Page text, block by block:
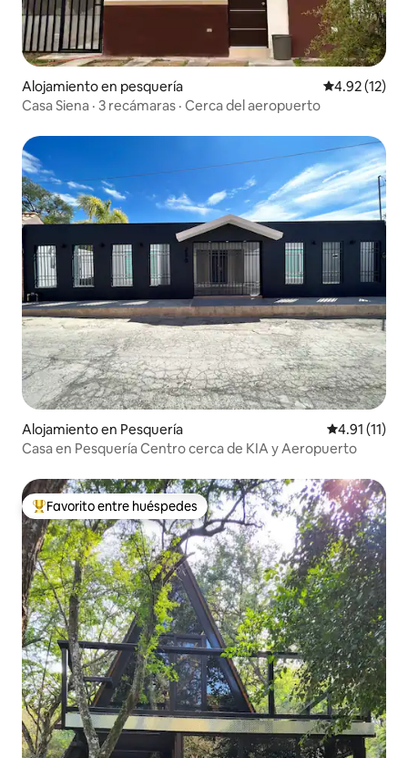
Alojamiento en pesquería Calificación
4.92 (12)
Casa Siena · 3 recámaras · Cerca del aeropuerto
Alojamiento en Pesquería Calificación
4.91 (11)
Casa en Pesquería Centro cerca de KIA y Aeropuerto
Favorito entre huéspedes preferido
Favorito entre huéspedes